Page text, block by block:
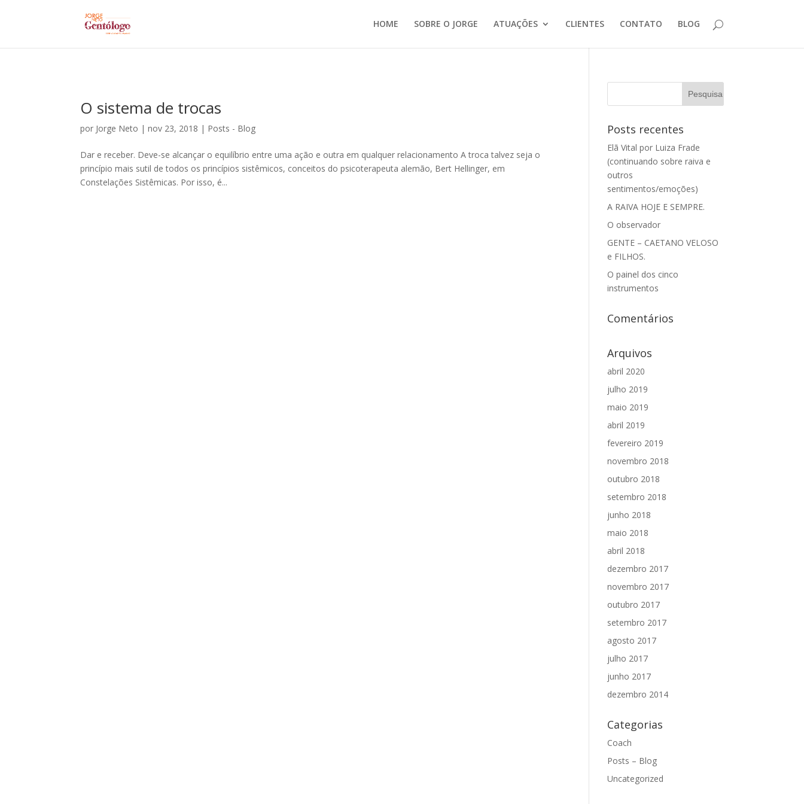
HOME SOBRE O JORGE ATUAÇÕES CLIENTES CONTATO BLOG
O sistema de trocas
por Jorge Neto |nov 23, 2018 | Posts - Blog
Dar e receber. Deve-se alcançar o equilíbrio entre uma ação e outra em qualquer relacionamento A troca talvez seja o
princípio mais sutil de todos os princípios sistêmicos, conceitos do psicoterapeuta alemão, Bert Hellinger, em
Constelações Sistêmicas. Por isso, é...
Posts recentes
Elã Vital por Luiza Frade
(continuando sobre raiva e
outros
sentimentos/emoções)
A RAIVA HOJE E SEMPRE.
O observador
GENTE – CAETANO VELOSO
e FILHOS.
O painel dos cinco
instrumentos
Comentários
Arquivos
abril 2020
julho 2019
maio 2019
abril 2019
fevereiro 2019
novembro 2018
outubro 2018
setembro 2018
junho 2018
maio 2018
abril 2018
dezembro 2017
novembro 2017
outubro 2017
setembro 2017
agosto 2017
julho 2017
junho 2017
dezembro 2014
Categorias
Coach
Posts – Blog
Uncategorized